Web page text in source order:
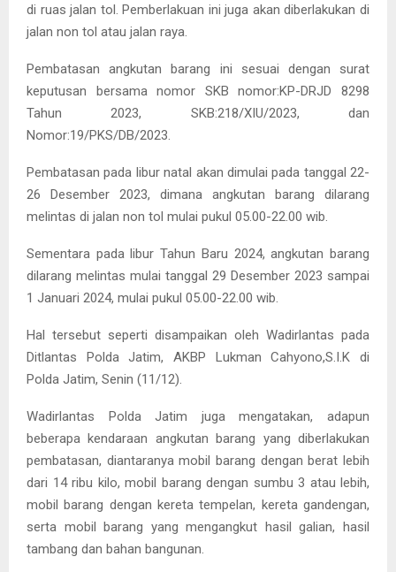
di ruas jalan tol. Pemberlakuan ini juga akan diberlakukan di
jalan non tol atau jalan raya.
Pembatasan angkutan barang ini sesuai dengan surat
keputusan bersama nomor SKB nomor:KP-DRJD 8298
Tahun 2023, SKB:218/XIU/2023, dan
Nomor:19/PKS/DB/2023.
Pembatasan pada libur natal akan dimulai pada tanggal 22-
26 Desember 2023, dimana angkutan barang dilarang
melintas di jalan non tol mulai pukul 05.00-22.00 wib.
Sementara pada libur Tahun Baru 2024, angkutan barang
dilarang melintas mulai tanggal 29 Desember 2023 sampai
1 Januari 2024, mulai pukul 05.00-22.00 wib.
Hal tersebut seperti disampaikan oleh Wadirlantas pada
Ditlantas Polda Jatim, AKBP Lukman Cahyono,S.I.K di
Polda Jatim, Senin (11/12).
Wadirlantas Polda Jatim juga mengatakan, adapun
beberapa kendaraan angkutan barang yang diberlakukan
pembatasan, diantaranya mobil barang dengan berat lebih
dari 14 ribu kilo, mobil barang dengan sumbu 3 atau lebih,
mobil barang dengan kereta tempelan, kereta gandengan,
serta mobil barang yang mengangkut hasil galian, hasil
tambang dan bahan bangunan.